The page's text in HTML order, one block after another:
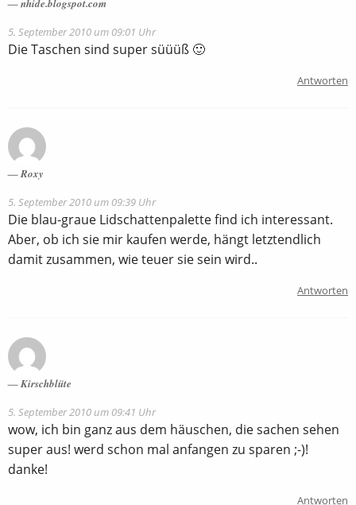
nhide.blogspot.com
5. September 2010 um 09:01 Uhr
Die Taschen sind super süüüß 🙂
Antworten
Roxy
5. September 2010 um 09:39 Uhr
Die blau-graue Lidschattenpalette find ich interessant.
Aber, ob ich sie mir kaufen werde, hängt letztendlich
damit zusammen, wie teuer sie sein wird..
Antworten
Kirschblüte
5. September 2010 um 09:41 Uhr
wow, ich bin ganz aus dem häuschen, die sachen sehen
super aus! werd schon mal anfangen zu sparen ;-)!
danke!
Antworten